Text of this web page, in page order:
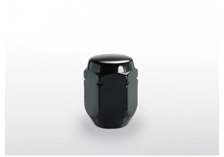
16インチ：冬タイヤホイール
17インチ：冬タイヤホイール
18インチ：冬タイヤホイール